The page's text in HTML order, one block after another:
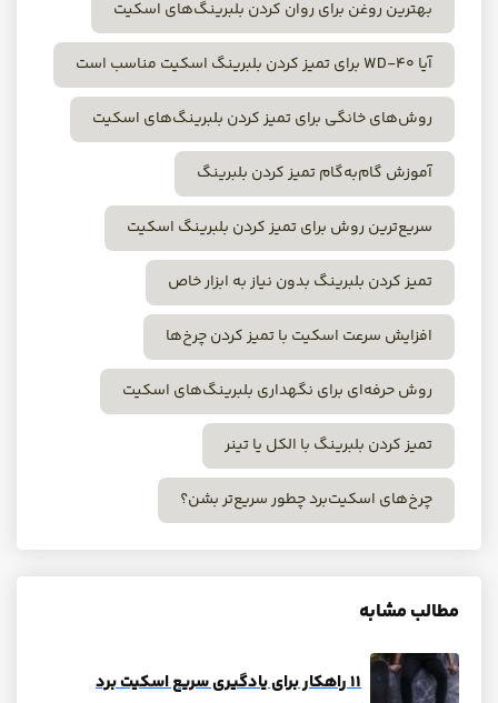
بهترین روغن برای روان کردن بلبرینگ‌های اسکیت
آیا WD-40 برای تمیز کردن بلبرینگ اسکیت مناسب است
روش‌های خانگی برای تمیز کردن بلبرینگ‌های اسکیت
آموزش گام‌به‌گام تمیز کردن بلبرینگ
سریع‌ترین روش برای تمیز کردن بلبرینگ اسکیت
تمیز کردن بلبرینگ بدون نیاز به ابزار خاص
افزایش سرعت اسکیت با تمیز کردن چرخ‌ها
روش حرفه‌ای برای نگهداری بلبرینگ‌های اسکیت
تمیز کردن بلبرینگ با الکل یا تینر
چرخ‌های اسکیت‌برد چطور سریع‌تر بشن؟
مطالب مشابه
‍‍۱۱ راهکار برای یادگیری سریع اسکیت برد